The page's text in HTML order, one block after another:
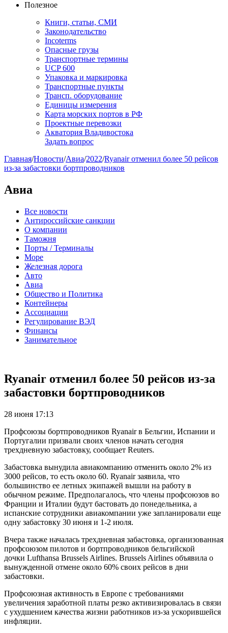
Полезное
Книги, статьи, СМИ
Законодательство
Incoterms
Опасные грузы
Транспортные термины
UCP 600
Упаковка и маркировка
Транспортные пункты
Трансп. оборудование
Единицы измерения
Карта морских портов в РФ
Проектные перевозки
Акватория Владивостока
Задать вопрос
Главная/Новости/Авиа/2022/Ryanair отменил более 50 рейсов
из-за забастовки бортпроводников
Авиа
Все новости
Антироссийские санкции
О компании
Таможня
Порты / Терминалы
Море
Железная дорога
Авто
Авиа
Общество и Политика
Контейнеры
Ассоциации
Регулирование ВЭД
Финансы
Занимательное
Ryanair отменил более 50 рейсов из-за
забастовки бортпроводников
28 июня 17:13
Профсоюзы бортпроводников Ryanair в Бельгии, Испании и
Португалии призвали своих членов начать сегодня
трехдневную забастовку, сообщает Reuters.
Забастовка вынудила авиакомпанию отменить около 2% из
3000 рейсов, то есть около 60. Ryanair заявила, что
большинство ее летных экипажей вышли на работу в
обычном режиме. Предполагалось, что члены профсоюзов во
Франции и Италии будут бастовать до понедельника, а
испанские сотрудники авиакомпании уже запланировали еще
одну забастовку 30 июня и 1-2 июля.
Вчера также началась трехдневная забастовка, организованная
профсоюзом пилотов и бортпроводников бельгийской
дочки Lufthansa Brussels Airlines. Brussels Airlines объявила о
вынужденной отмене около 60% своих рейсов в дни
забастовки.
Профсоюзная активность в Европе с требованиями
увеличения заработной платы резко активизировалась в связи
с ухудшением качества жизни работников из-за ускорившейся
инфляции.